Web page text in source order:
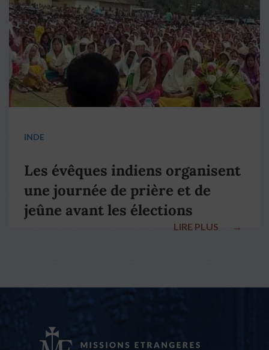
INDE
Les évêques indiens organisent
une journée de prière et de
jeûne avant les élections
LIRE PLUS →